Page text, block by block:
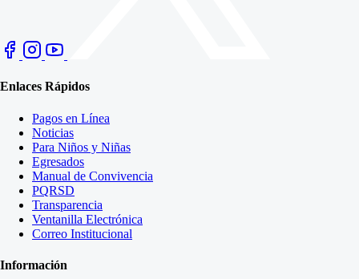
Enlaces Rápidos
Pagos en Línea
Noticias
Para Niños y Niñas
Egresados
Manual de Convivencia
PQRSD
Transparencia
Ventanilla Electrónica
Correo Institucional
Información